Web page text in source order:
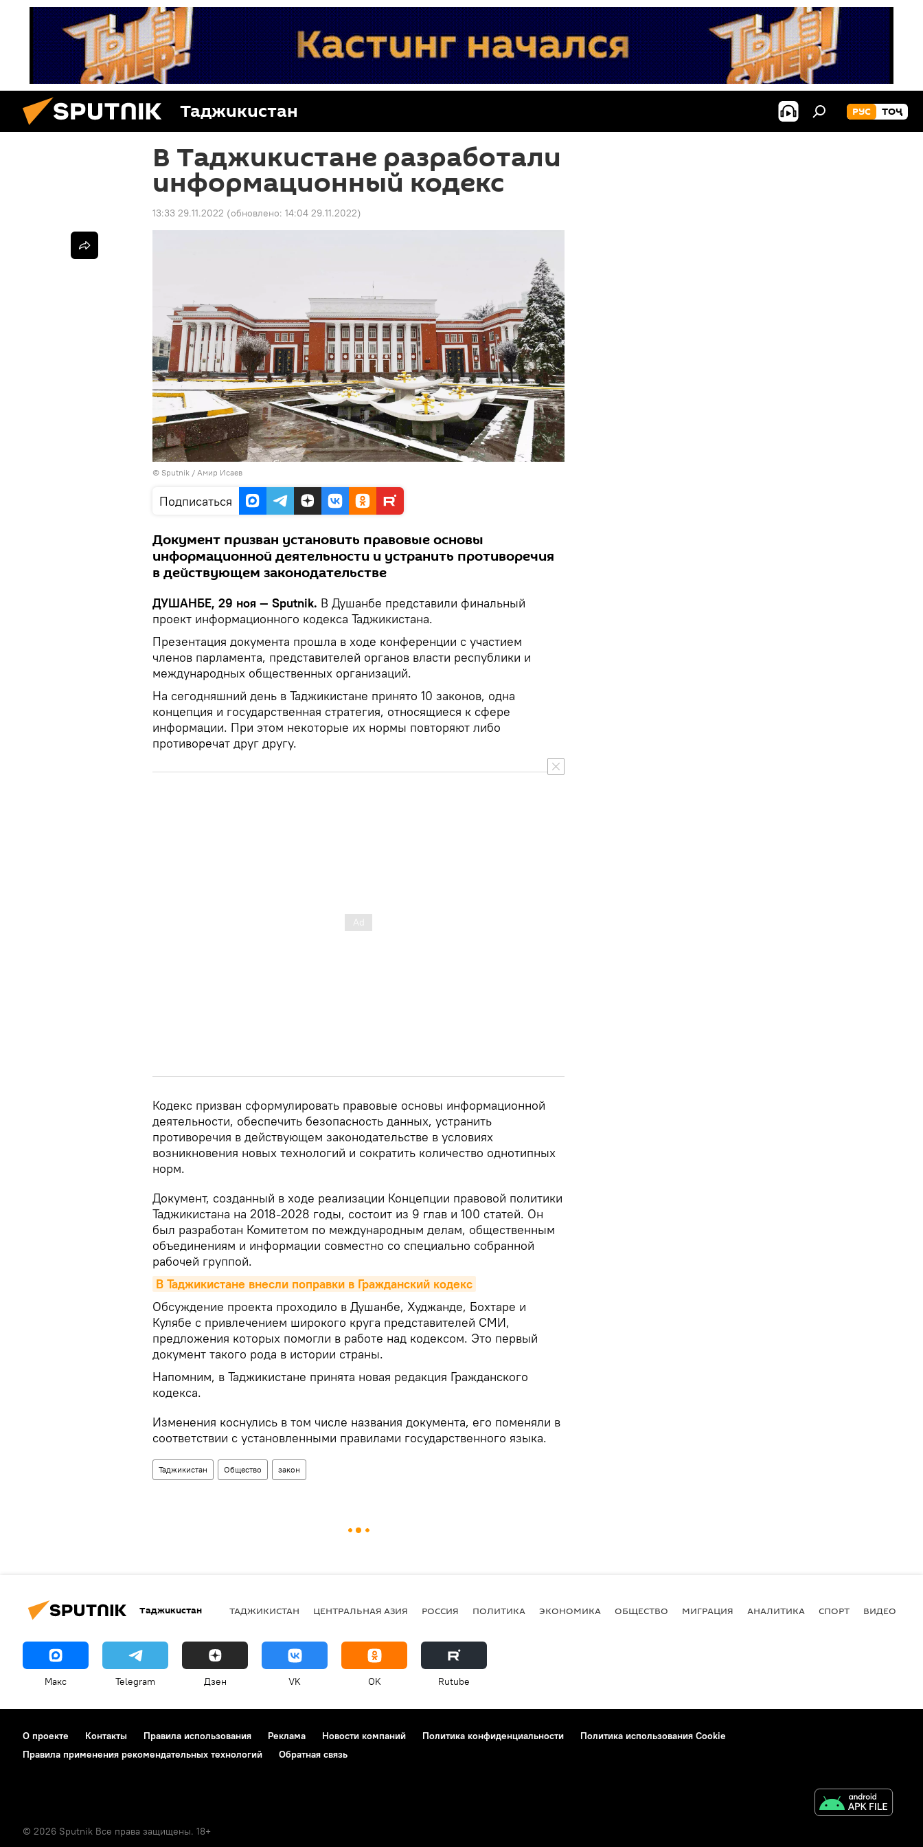
Таджикистан РУС ТОҶ
В Таджикистане разработали
информационный кодекс
13:33 29.11.2022 (обновлено: 14:04 29.11.2022)
© Sputnik / Амир Исаев
Подписаться
Документ призван установить правовые основы
информационной деятельности и устранить противоречия
в действующем законодательстве
ДУШАНБЕ, 29 ноя — Sputnik. В Душанбе представили финальный
проект информационного кодекса Таджикистана.
Презентация документа прошла в ходе конференции с участием
членов парламента, представителей органов власти республики и
международных общественных организаций.
На сегодняшний день в Таджикистане принято 10 законов, одна
концепция и государственная стратегия, относящиеся к сфере
информации. При этом некоторые их нормы повторяют либо
противоречат друг другу.
Кодекс призван сформулировать правовые основы информационной
деятельности, обеспечить безопасность данных, устранить
противоречия в действующем законодательстве в условиях
возникновения новых технологий и сократить количество однотипных
норм.
Документ, созданный в ходе реализации Концепции правовой политики
Таджикистана на 2018-2028 годы, состоит из 9 глав и 100 статей. Он
был разработан Комитетом по международным делам, общественным
объединениям и информации совместно со специально собранной
рабочей группой.
В Таджикистане внесли поправки в Гражданский кодекс
Обсуждение проекта проходило в Душанбе, Худжанде, Бохтаре и
Кулябе с привлечением широкого круга представителей СМИ,
предложения которых помогли в работе над кодексом. Это первый
документ такого рода в истории страны.
Напомним, в Таджикистане принята новая редакция Гражданского
кодекса.
Изменения коснулись в том числе названия документа, его поменяли в
соответствии с установленными правилами государственного языка.
Таджикистан Общество закон
Таджикистан ТАДЖИКИСТАН ЦЕНТРАЛЬНАЯ АЗИЯ РОССИЯ ПОЛИТИКА ЭКОНОМИКА ОБЩЕСТВО МИГРАЦИЯ АНАЛИТИКА СПОРТ ВИДЕО
Макс Telegram Дзен VK OK Rutube
О проекте Контакты Правила использования Реклама Новости компаний Политика конфиденциальности
Политика использования Cookie
Правила применения рекомендательных технологий
Обратная связь
© 2026 Sputnik Все права защищены. 18+